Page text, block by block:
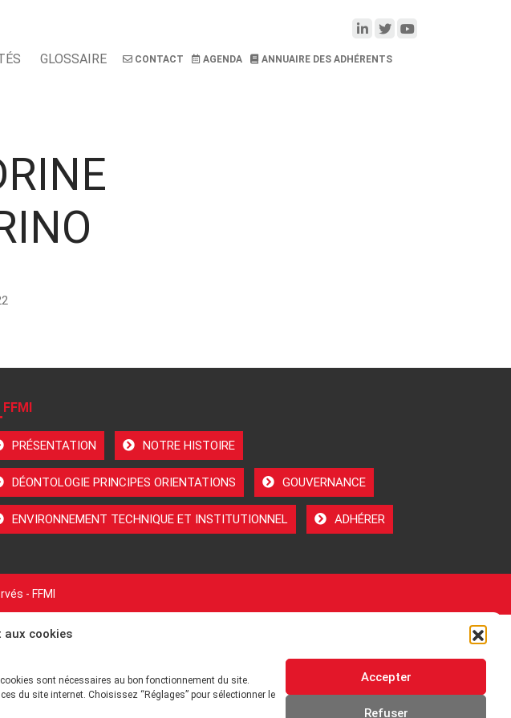
aux cookies
sont nécessaires au bon fonctionnement du site.
du site internet. Choisissez “Réglages” pour sélectionner le
Accepter
Refuser
GLOSSAIRE CONTACT AGENDA ANNUAIRE DES ADHÉRENTS
FFMI
PRÉSENTATION NOTRE HISTOIRE
DÉONTOLOGIE PRINCIPES ORIENTATIONS GOUVERNANCE
ENVIRONNEMENT TECHNIQUE ET INSTITUTIONNEL ADHÉRER
- FFMI